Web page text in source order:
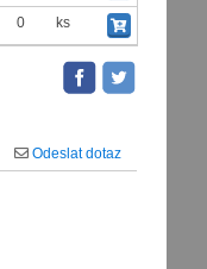
0 ks
Odeslat dotaz